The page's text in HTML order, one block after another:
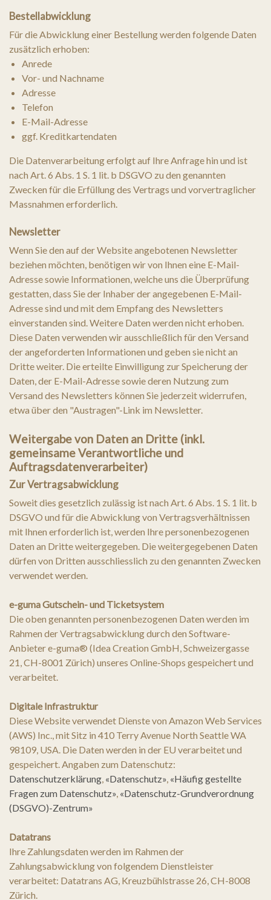
Bestellabwicklung
Für die Abwicklung einer Bestellung werden folgende Daten
zusätzlich erhoben:
Anrede
Vor- und Nachname
Adresse
Telefon
E-Mail-Adresse
ggf. Kreditkartendaten
Die Datenverarbeitung erfolgt auf Ihre Anfrage hin und ist
nach Art. 6 Abs. 1 S. 1 lit. b DSGVO zu den genannten
Zwecken für die Erfüllung des Vertrags und vorvertraglicher
Massnahmen erforderlich.
Newsletter
Wenn Sie den auf der Website angebotenen Newsletter
beziehen möchten, benötigen wir von Ihnen eine E-Mail-
Adresse sowie Informationen, welche uns die Überprüfung
gestatten, dass Sie der Inhaber der angegebenen E-Mail-
Adresse sind und mit dem Empfang des Newsletters
einverstanden sind. Weitere Daten werden nicht erhoben.
Diese Daten verwenden wir ausschließlich für den Versand
der angeforderten Informationen und geben sie nicht an
Dritte weiter. Die erteilte Einwilligung zur Speicherung der
Daten, der E-Mail-Adresse sowie deren Nutzung zum
Versand des Newsletters können Sie jederzeit widerrufen,
etwa über den "Austragen"-Link im Newsletter.
Weitergabe von Daten an Dritte (inkl.
gemeinsame Verantwortliche und
Auftragsdatenverarbeiter)
Zur Vertragsabwicklung
Soweit dies gesetzlich zulässig ist nach Art. 6 Abs. 1 S. 1 lit. b
DSGVO und für die Abwicklung von Vertragsverhältnissen
mit Ihnen erforderlich ist, werden Ihre personenbezogenen
Daten an Dritte weitergegeben. Die weitergegebenen Daten
dürfen von Dritten ausschliesslich zu den genannten Zwecken
verwendet werden.
e-guma Gutschein- und Ticketsystem
Die oben genannten personenbezogenen Daten werden im
Rahmen der Vertragsabwicklung durch den Software-
Anbieter e-guma® (Idea Creation GmbH, Schweizergasse
21, CH-8001 Zürich) unseres Online-Shops gespeichert und
verarbeitet.
Digitale Infrastruktur
Diese Website verwendet Dienste von Amazon Web Services
(AWS) Inc., mit Sitz in 410 Terry Avenue North Seattle WA
98109, USA. Die Daten werden in der EU verarbeitet und
gespeichert. Angaben zum Datenschutz:
Datenschutzerklärung, «Datenschutz», «Häufig gestellte
Fragen zum Datenschutz», «Datenschutz-Grundverordnung
(DSGVO)-Zentrum»
Datatrans
Ihre Zahlungsdaten werden im Rahmen der
Zahlungsabwicklung von folgendem Dienstleister
verarbeitet: Datatrans AG, Kreuzbühlstrasse 26, CH-8008
Zürich.